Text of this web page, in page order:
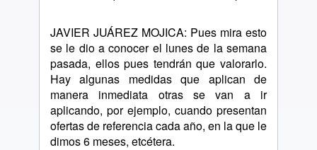
JAVIER JUÁREZ MOJICA: Pues mira esto
se le dio a conocer el lunes de la semana
pasada, ellos pues tendrán que valorarlo.
Hay algunas medidas que aplican de
manera inmediata otras se van a ir
aplicando, por ejemplo, cuando presentan
ofertas de referencia cada año, en la que le
dimos 6 meses, etcétera.